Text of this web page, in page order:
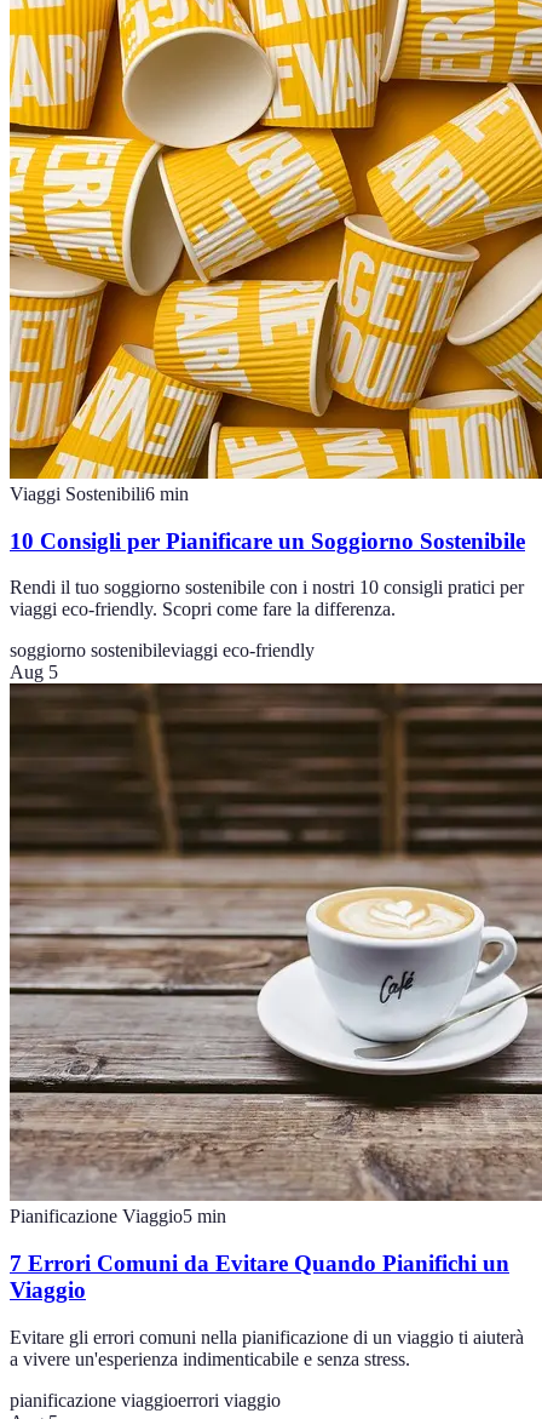
Viaggi Sostenibili6 min
10 Consigli per Pianificare un Soggiorno Sostenibile
Rendi il tuo soggiorno sostenibile con i nostri 10 consigli pratici per
viaggi eco-friendly. Scopri come fare la differenza.
soggiorno sostenibileviaggi eco-friendly
Aug 5
Pianificazione Viaggio5 min
7 Errori Comuni da Evitare Quando Pianifichi un
Viaggio
Evitare gli errori comuni nella pianificazione di un viaggio ti aiuterà
a vivere un'esperienza indimenticabile e senza stress.
pianificazione viaggioerrori viaggio